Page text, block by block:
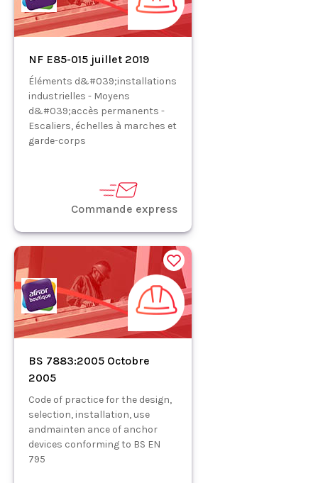
NF E85-015 juillet 2019
Éléments d&#039;installations
industrielles - Moyens
d&#039;accès permanents -
Escaliers, échelles à marches et
garde-corps
Commande express
BS 7883:2005 Octobre
2005
Code of practice for the design,
selection, installation, use
andmainten ance of anchor
devices conforming to BS EN
795